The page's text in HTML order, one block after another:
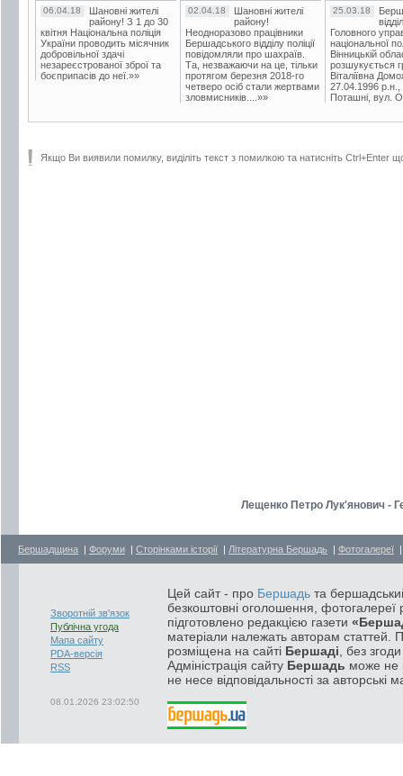
06.04.18
Шановні жителі
району! З 1 до 30
квітня Національна поліція
України проводить місячник
добровільної здачі
незареєстрованої зброї та
боєприпасів до неї.»»
02.04.18
Шановні жителі
району!
Неодноразово працівники
Бершадського відділу поліції
повідомляли про шахраїв.
Та, незважаючи на це, тільки
протягом березня 2018-го
четверо осіб стали жертвами
зловмисників....»»
25.03.18
Головного
національної
Вінницькій
розшукується
Віталіївна
27.04.1996 р.н.,
Поташні, вул.
Якщо Ви виявили помилку, виділіть текст з помилкою та натисніть Ctrl+Enter
Лещенко Петро Лук'янович -
Бершадщина | Форуми | Сторінками історії | Літературна Бершадь | Фотогалереї
Зворотній зв'язок
Публічна угода
Мапа сайту
PDA-версія
RSS
08.01.2026 23:02:50
Цей сайт - про Бершадь та
безкоштовні оголошення, фотогалереї
підготовлено редакцією газети
матеріали належать авторам статтей.
розміщена на сайті Бершаді , без
Адміністрація сайту Бершадь може не
не несе відповідальності за авторські